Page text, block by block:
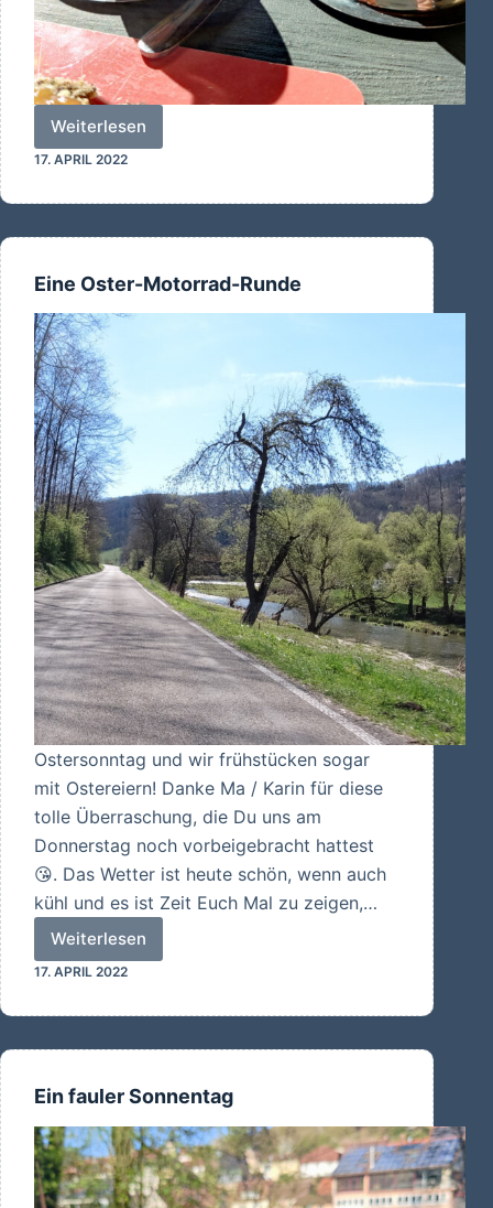
Weiterlesen
Frohe
Ostern
17. APRIL 2022
Eine Oster-Motorrad-Runde
Ostersonntag und wir frühstücken sogar
mit Ostereiern! Danke Ma / Karin für diese
tolle Überraschung, die Du uns am
Donnerstag noch vorbeigebracht hattest
😘. Das Wetter ist heute schön, wenn auch
kühl und es ist Zeit Euch Mal zu zeigen,…
Weiterlesen
Eine
Oster-
17. APRIL 2022
Ein fauler Sonnentag